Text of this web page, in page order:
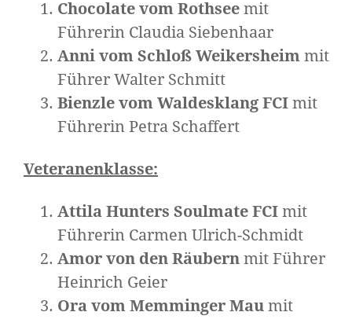
Chocolate vom Rothsee mit
Führerin Claudia Siebenhaar
Anni vom Schloß Weikersheim mit
Führer Walter Schmitt
Bienzle vom Waldesklang FCI mit
Führerin Petra Schaffert
Veteranenklasse:
Attila Hunters Soulmate FCI mit
Führerin Carmen Ulrich-Schmidt
Amor von den Räubern mit Führer
Heinrich Geier
Ora vom Memminger Mau mit